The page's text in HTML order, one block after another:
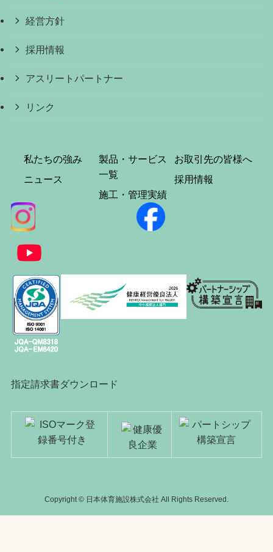
経営方針
採用情報
アスリートパートナー
リンク
私たちの強み
ニュース
製品・サービス
一覧
施工・管理実績
お取引先の皆様へ
採用情報
指定請求書ダウンロード
Copyright © 日本体育施設株式会社 All Rights Reserved.